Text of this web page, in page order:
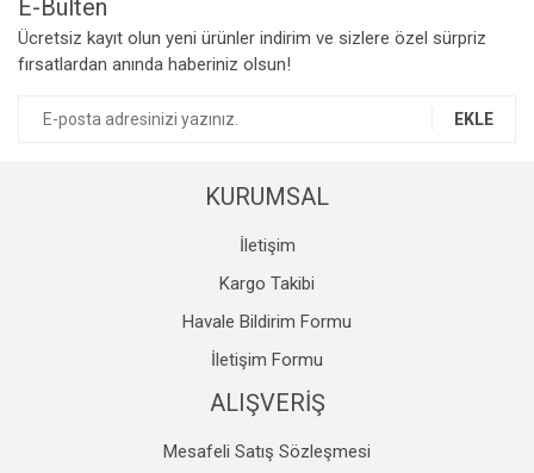
Ürün resmi kalitesiz, bozuk veya görüntülenemiyor.
Ürün açıklamasında eksik bilgiler bulunuyor.
Gönder
E-Bülten
Ücretsiz kayıt olun yeni ürünler indirim ve sizlere özel sürpriz
fırsatlardan anında haberiniz olsun!
EKLE
KURUMSAL
İletişim
Kargo Takibi
Havale Bildirim Formu
İletişim Formu
ALIŞVERİŞ
Mesafeli Satış Sözleşmesi